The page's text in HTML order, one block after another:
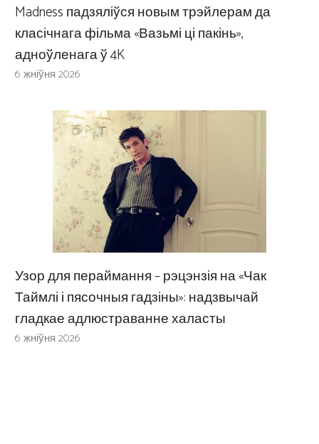
Madness падзяліўся новым трэйлерам да
класічнага фільма «Вазьмі ці пакінь»,
адноўленага ў 4K
6 жніўня 2026
Узор для пераймання – рэцэнзія на «Чак
Таймлі і пясочныя гадзіны»: надзвычай
гладкае адлюстраванне халасты
6 жніўня 2026